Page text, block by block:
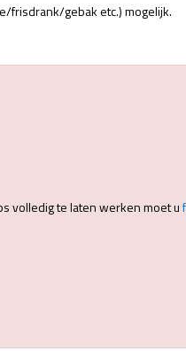
frisdrank/gebak etc.) mogelijk.
volledig te laten werken moet u